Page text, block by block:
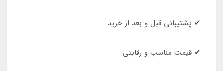
✔ پشتیبانی قبل و بعد از خرید
✔ قیمت مناسب و رقابتی